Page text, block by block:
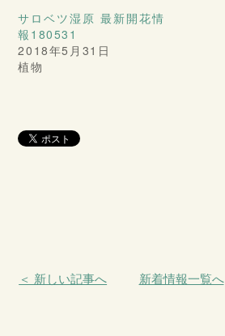
サロベツ湿原 最新開花情
報180531
2018年5月31日
植物
＜ 新しい記事へ 新着情報一覧へ